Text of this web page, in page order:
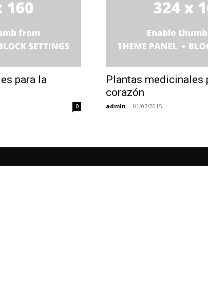
para la
0
Plantas medicinales
corazón
admin - 01/07/2015